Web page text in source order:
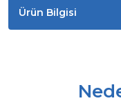
Ürün Bilgisi